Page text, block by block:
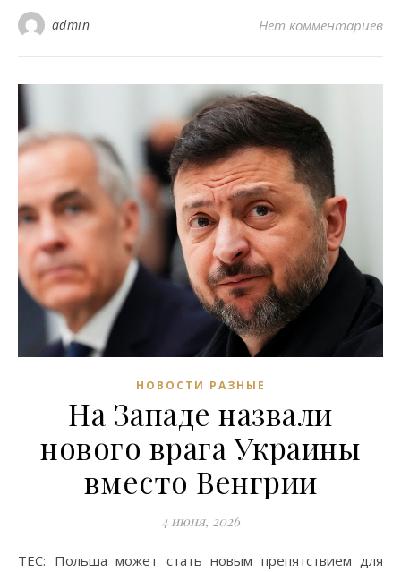
admin Нет комментариев
НОВОСТИ РАЗНЫЕ
На Западе назвали
нового врага Украины
вместо Венгрии
4 июня, 2026
TEC: Польша может стать новым препятствием для